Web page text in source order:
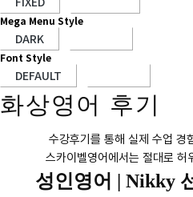
Mega Menu Style
Font Style
화상영어 후기
수강후기를 통해 실제 수업 경
스카이벨영어에서는 절대로 허
성인영어 | Nikky